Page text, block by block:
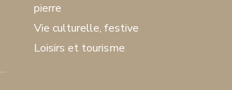
pierre
Vie culturelle, festive
Loisirs et tourisme